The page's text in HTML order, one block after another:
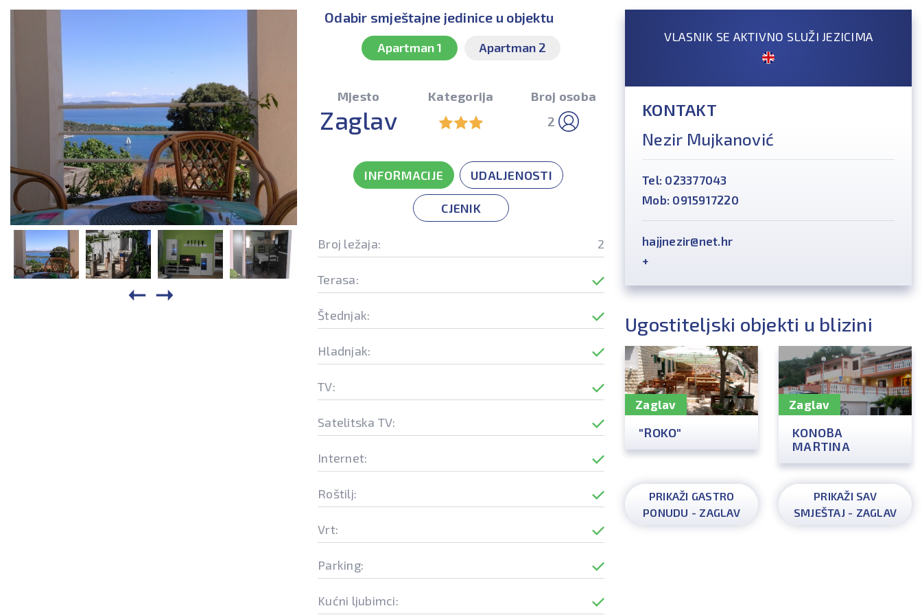
Odabir smještajne jedinice u objektu
Apartman 1 Apartman 2
Mjesto
Zaglav
Kategorija
Broj osoba
2
INFORMACIJE UDALJENOSTI
CJENIK
Broj ležaja: 2
Terasa:
Štednjak:
Hladnjak:
TV:
Satelitska TV:
Internet:
Roštilj:
Vrt:
Parking:
Kućni ljubimci:
VLASNIK SE AKTIVNO SLUŽI JEZICIMA
KONTAKT
Nezir Mujkanović
Tel: 023377043
Mob: 0915917220
hajjnezir@net.hr
+
Ugostiteljski objekti u blizini
Zaglav
"ROKO"
Zaglav
KONOBA
MARTINA
PRIKAŽI GASTRO
PONUDU - ZAGLAV
PRIKAŽI SAV
SMJEŠTAJ - ZAGLAV